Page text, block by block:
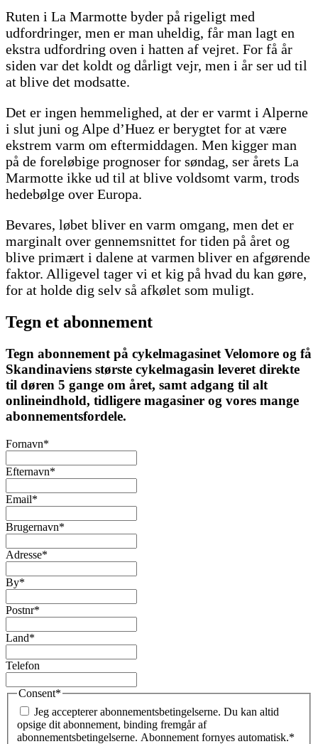
Ruten i La Marmotte byder på rigeligt med
udfordringer, men er man uheldig, får man lagt en
ekstra udfordring oven i hatten af vejret. For få år
siden var det koldt og dårligt vejr, men i år ser ud til
at blive det modsatte.
Det er ingen hemmelighed, at der er varmt i Alperne
i slut juni og Alpe d’Huez er berygtet for at være
ekstrem varm om eftermiddagen. Men kigger man
på de foreløbige prognoser for søndag, ser årets La
Marmotte ikke ud til at blive voldsomt varm, trods
hedebølge over Europa.
Bevares, løbet bliver en varm omgang, men det er
marginalt over gennemsnittet for tiden på året og
blive primært i dalene at varmen bliver en afgørende
faktor. Alligevel tager vi et kig på hvad du kan gøre,
for at holde dig selv så afkølet som muligt.
Tegn et abonnement
Tegn abonnement på cykelmagasinet Velomore og få
Skandinaviens største cykelmagasin leveret direkte
til døren 5 gange om året, samt adgang til alt
onlineindhold, tidligere magasiner og vores mange
abonnementsfordele.
Fornavn*
Efternavn*
Email*
Brugernavn*
Adresse*
By*
Postnr*
Land*
Telefon
Consent*
Jeg accepterer abonnementsbetingelserne. Du kan altid
opsige dit abonnement, binding fremgår af
abonnementsbetingelserne. Abonnement fornyes automatisk.*